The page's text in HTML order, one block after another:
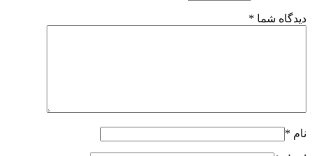
دیدگاه شما *
نام *